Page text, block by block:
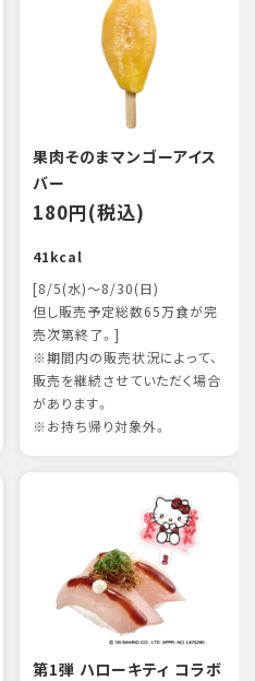
果肉そのまマンゴーアイス
バー
180円(税込)
41kcal
[8/5(水)～8/30(日)
但し販売予定総数65万食が完
売次第終了。]
※期間内の販売状況によって、
販売を継続させていただく場合
があります。
※お持ち帰り対象外。
第1弾 ハローキティ コラボ